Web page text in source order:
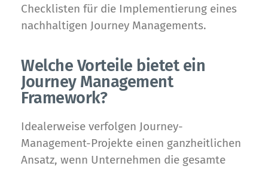
Checklisten für die Implementierung eines
nachhaltigen Journey Managements.
Welche Vorteile bietet ein
Journey Management
Framework?
Idealerweise verfolgen Journey-
Management-Projekte einen ganzheitlichen
Ansatz, wenn Unternehmen die gesamte